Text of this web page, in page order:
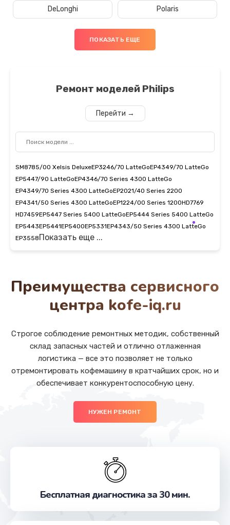
DeLonghi Polaris
ПОКАЗАТЬ ЕЩЕ
Ремонт моделей Philips
Перейти →
SM8785/00 Xelsis DeluxeEP3246/70 LatteGoEP4349/70 LatteGo
EP5447/90 LatteGoEP4346/70 Series 4300 LatteGo
EP4349/70 Series 4300 LatteGoEP2021/40 Series 2200
EP4341/50 Series 4300 LatteGoEP1224/00 Series 1200HD7769
HD7459EP5447 Series 5400 LatteGoEP5444 Series 5400 LatteGo
EP5443EP5441EP5400EP5331EP4343/50 Series 4300 LatteGo
EP3558Показать еще ...
Преимущества сервисного
центра kofe-iq.ru
Строгое соблюдение ремонтных методик, собственный
склад запасных частей и отлично отлаженная
логистика — все это позволяет не только
отремонтировать кофемашину в кратчайших срок, но и
обеспечивает конкурентоспособную цену.
НУЖЕН РЕМОНТ
Бесплатная диагностика за 30 мин.